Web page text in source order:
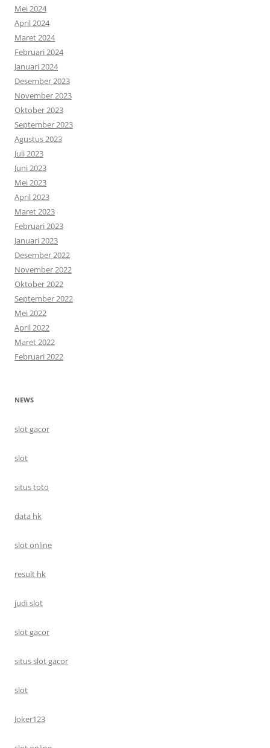
Mei 2024
April 2024
Maret 2024
Februari 2024
Januari 2024
Desember 2023
November 2023
Oktober 2023
September 2023
Agustus 2023
Juli 2023
Juni 2023
Mei 2023
April 2023
Maret 2023
Februari 2023
Januari 2023
Desember 2022
November 2022
Oktober 2022
September 2022
Mei 2022
April 2022
Maret 2022
Februari 2022
NEWS
slot gacor
slot
situs toto
data hk
slot online
result hk
judi slot
slot gacor
situs slot gacor
slot
Joker123